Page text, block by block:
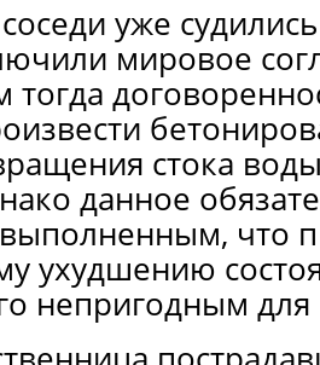
уже
мировое
тогда
стока
данное
что
ухудшению
непригодным